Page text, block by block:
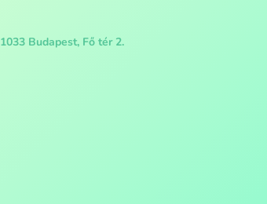
1033 Budapest, Fő tér 2.